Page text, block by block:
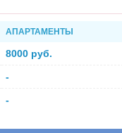
АПАРТАМЕНТЫ
8000 руб.
-
-